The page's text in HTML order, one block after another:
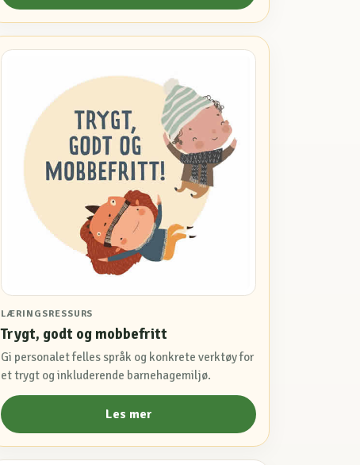
LÆRINGSRESSURS
Trygt, godt og mobbefritt
Gi personalet felles språk og konkrete verktøy for
et trygt og inkluderende barnehagemiljø.
Les mer